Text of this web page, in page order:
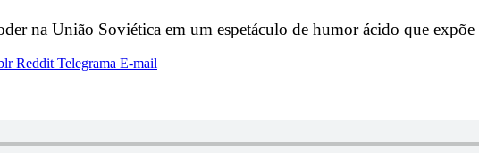
na União Soviética em um espetáculo de humor ácido que
Reddit Telegrama E-mail